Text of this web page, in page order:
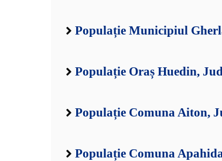
Populație Municipiul
Populație Oraș Huedin,
Populație Comuna Aiton,
Populație Comuna